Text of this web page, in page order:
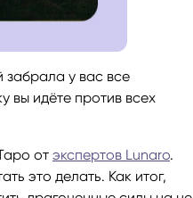
забрала у вас все
вы идёте против всех
от экспертов Lunaro.
это делать. Как итог,